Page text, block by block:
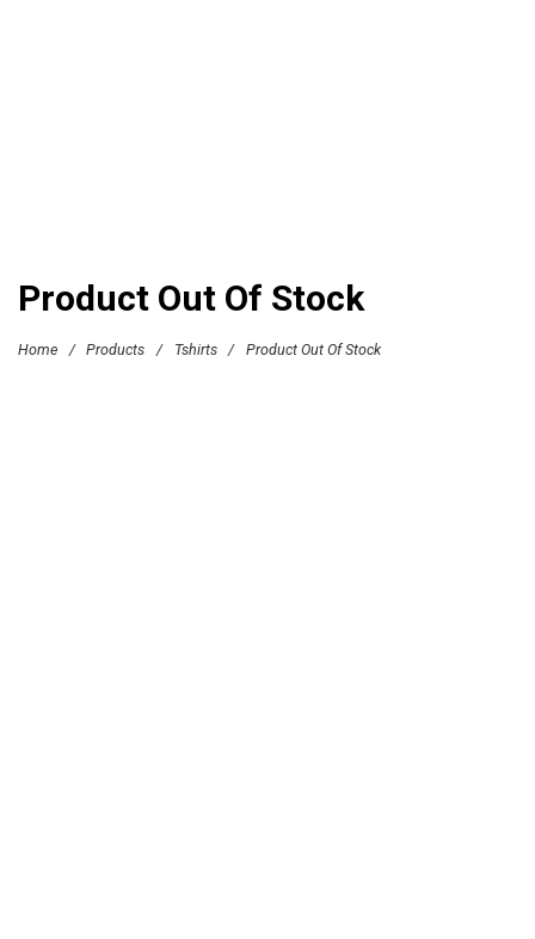
Product Out Of Stock
Home / Products / Tshirts / Product Out Of Stock